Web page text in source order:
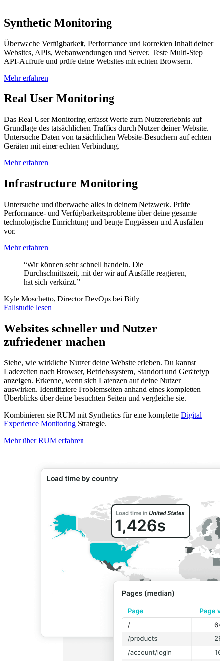
Synthetic Monitoring
Überwache Verfügbarkeit, Performance und korrekten Inhalt deiner
Websites, APIs, Webanwendungen und Server. Teste Multi-Step
API-Aufrufe und prüfe deine Websites mit echten Browsern.
Mehr erfahren
Real User Monitoring
Das Real User Monitoring erfasst Werte zum Nutzererlebnis auf
Grundlage des tatsächlichen Traffics durch Nutzer deiner Website.
Untersuche Daten von tatsächlichen Website-Besuchern auf echten
Geräten mit einer echten Verbindung.
Mehr erfahren
Infrastructure Monitoring
Untersuche und überwache alles in deinem Netzwerk. Prüfe
Performance- und Verfügbarkeitsprobleme über deine gesamte
technologische Einrichtung und beuge Engpässen und Ausfällen
vor.
Mehr erfahren
“Wir können sehr schnell handeln. Die
Durchschnittszeit, mit der wir auf Ausfälle reagieren,
hat sich verkürzt.”
Kyle Moschetto, Director DevOps bei Bitly
Fallstudie lesen
Websites schneller und Nutzer
zufriedener machen
Siehe, wie wirkliche Nutzer deine Website erleben. Du kannst
Ladezeiten nach Browser, Betriebssystem, Standort und Gerätetyp
anzeigen. Erkenne, wenn sich Latenzen auf deine Nutzer
auswirken. Identifiziere Problemseiten anhand eines kompletten
Überblicks über deine besuchten Seiten und vergleiche sie.
Kombinieren sie RUM mit Synthetics für eine komplette Digital
Experience Monitoring Strategie.
Mehr über RUM erfahren